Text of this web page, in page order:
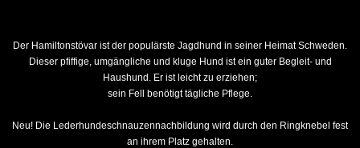
Der Hamiltonstövar ist der populärste Jagdhund in seiner Heimat Schweden.
Dieser pfiffige, umgängliche und kluge Hund ist ein guter Begleit- und
Haushund. Er ist leicht zu erziehen;
sein Fell benötigt tägliche Pflege.
Neu! Die Lederhundeschnauzennachbildung wird durch den Ringknebel fest
an ihrem Platz gehalten.